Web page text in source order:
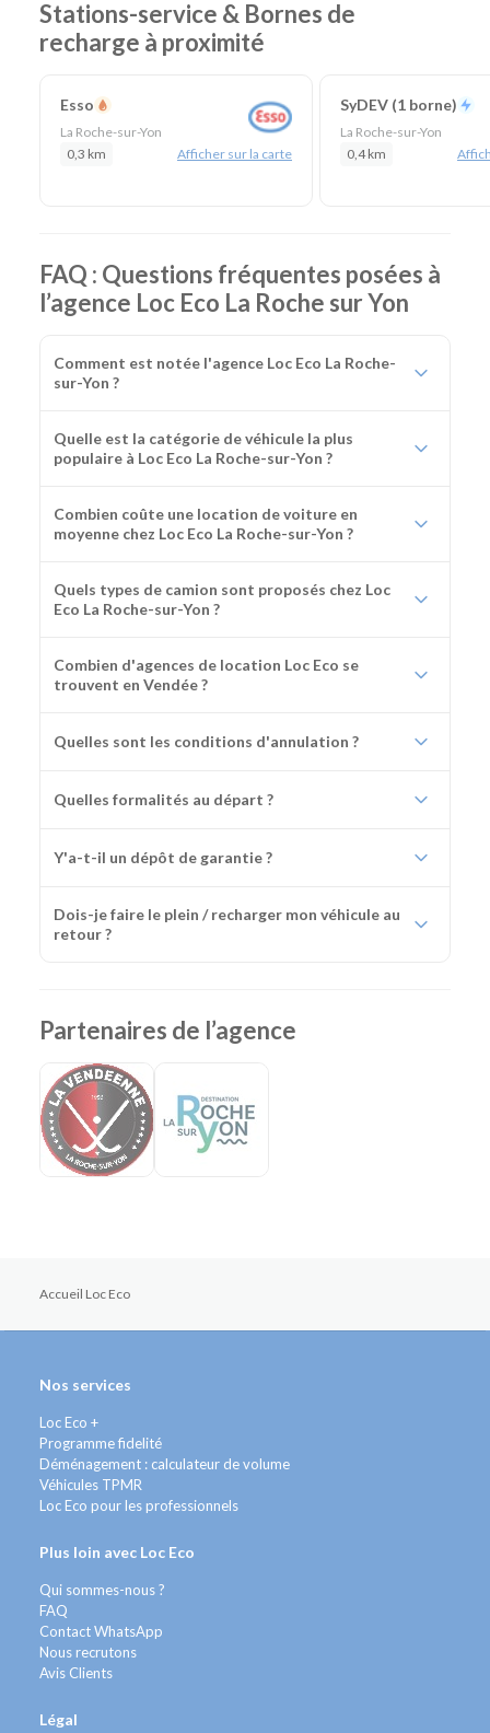
Stations-service & Bornes de
recharge à proximité
Esso
La Roche-sur-Yon
0,3 km
Afficher sur la carte
SyDEV (1 borne)
La Roche-sur-Yon
0,4 km
FAQ : Questions fréquentes posées à
l’agence Loc Eco La Roche sur Yon
Comment est notée l'agence Loc Eco La Roche-
sur-Yon ?
Quelle est la catégorie de véhicule la plus
populaire à Loc Eco La Roche-sur-Yon ?
Combien coûte une location de voiture en
moyenne chez Loc Eco La Roche-sur-Yon ?
Quels types de camion sont proposés chez Loc
Eco La Roche-sur-Yon ?
Combien d'agences de location Loc Eco se
trouvent en Vendée ?
Quelles sont les conditions d'annulation ?
Quelles formalités au départ ?
Y'a-t-il un dépôt de garantie ?
Dois-je faire le plein / recharger mon véhicule au
retour ?
Partenaires de l’agence
Accueil Loc Eco
Nos services
Loc Eco +
Programme fidelité
Déménagement : calculateur de volume
Véhicules TPMR
Loc Eco pour les professionnels
Plus loin avec Loc Eco
Qui sommes-nous ?
FAQ
Contact WhatsApp
Nous recrutons
Avis Clients
Légal